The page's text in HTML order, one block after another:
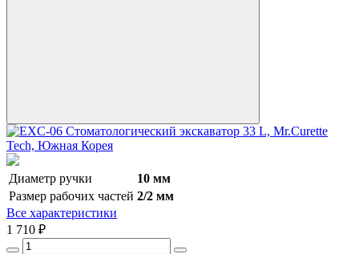
Диаметр ручки
10 мм
Размер рабочих частей 2/2 мм
Все характеристики
1 710 ₽